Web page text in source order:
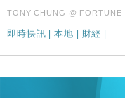
18:31
財經｜華僑銀
47仙
財經｜滙豐上
及消費表現
16:47
本地｜假冒內
損失近6900萬元
TONY CHUNG @ FORTUNE
即時快訊 |本地 財經